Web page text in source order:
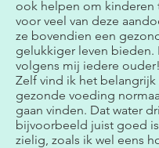
ook helpen om kinderen
voor veel van deze
ze bovendien een
gelukkiger leven bieden.
volgens mij iedere ouder!
Zelf vind ik het
gezonde voeding
gaan vinden. Dat water
bijvoorbeeld juist goed
zielig, zoals ik wel eens